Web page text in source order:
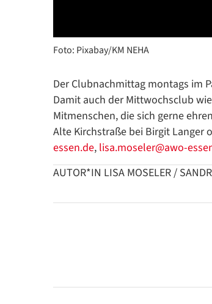
Foto: Pixabay/KM NEHA
Der Clubnachmittag montags im
Damit auch der Mittwochsclub
Mitmenschen, die sich gerne
Alte Kirchstraße bei Birgit Langer
essen.de, lisa.moseler@awo-
AUTOR*IN LISA MOSELER /